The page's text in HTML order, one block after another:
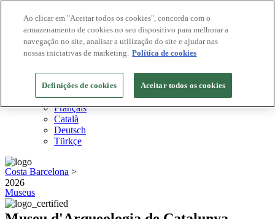
Destinos Biosphere
Empresas Biosphere
Como avaliamos
PT
English
Español
Français
Català
Deutsch
Türkçe
2026
Costa Barcelona >
Museus
Ao clicar em "Aceitar todos os cookies", concorda com o
armazenamento de cookies no seu dispositivo para melhorar a
navegação no site, analisar a utilização do site e ajudar nas
nossas iniciativas de marketing. Política de cookies
Definições de cookies Aceitar todos os cookies